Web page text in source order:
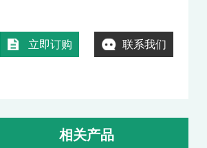
立即订购 联系我们
相关产品